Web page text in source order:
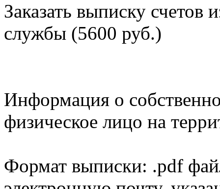
Заказать выписку счетов
службы (5600 руб.)
Информация о
физическое лицо на
Формат выписки: .pdf